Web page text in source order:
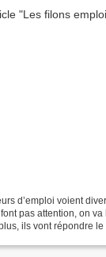
d’emploi voient
pas attention, on
ils vont répondre le